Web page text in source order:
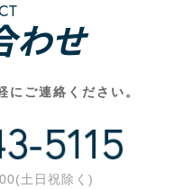
わせ
にご連絡ください。
土日祝除く)